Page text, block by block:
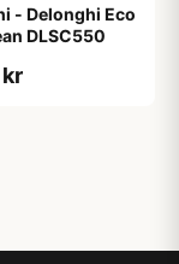
- Delonghi Eco
DLSC550